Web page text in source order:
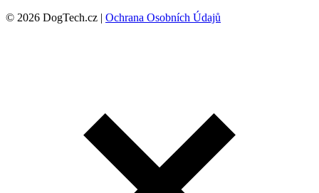
© 2026 DogTech.cz | Ochrana Osobních Údajů